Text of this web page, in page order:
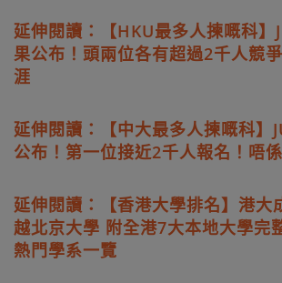
延伸閱讀：【HKU最多人揀嘅科】
果公布！頭兩位各有超過2千人競
涯
延伸閱讀：【中大最多人揀嘅科】
公布！第一位接近2千人報名！唔
延伸閱讀：【香港大學排名】港大
越北京大學 附全港7大本地大學完
熱門學系一覽